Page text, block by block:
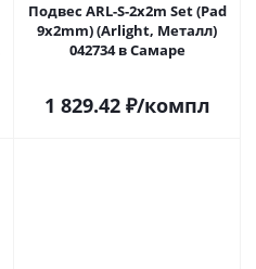
Подвес ARL-S-2x2m Set (Pad
9x2mm) (Arlight, Металл)
042734 в Самаре
1 829.42₽/компл